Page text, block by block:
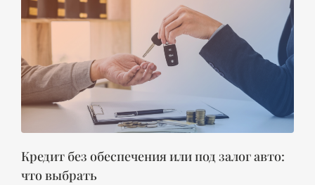
Кредит без обеспечения или под залог авто:
что выбрать